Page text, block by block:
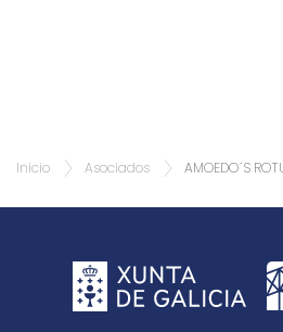
Inicio Asociados AMOEDO´S